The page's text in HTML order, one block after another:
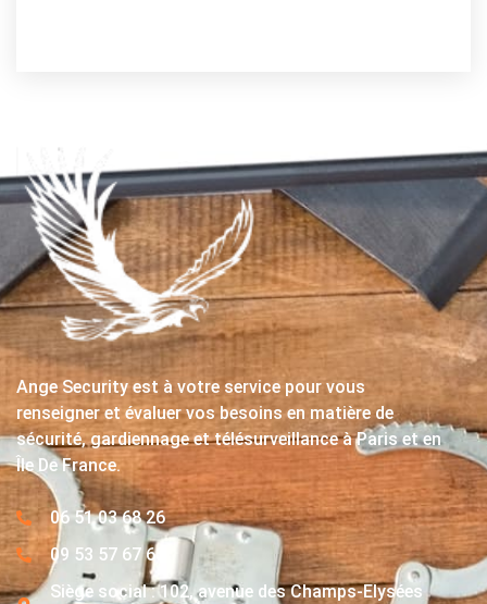
Ange Security est à votre service pour vous
renseigner et évaluer vos besoins en matière de
sécurité, gardiennage et télésurveillance à Paris et en
Île De France.
06 51 03 68 26
09 53 57 67 63
Siège social : 102, avenue des Champs-Elysées